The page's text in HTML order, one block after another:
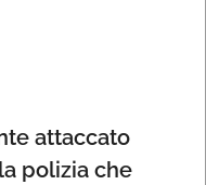
attaccato
polizia che